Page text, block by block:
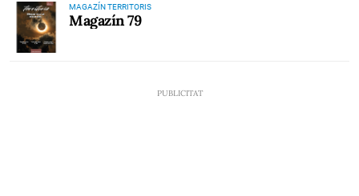
MAGAZÍN TERRITORIS
Magazín 79